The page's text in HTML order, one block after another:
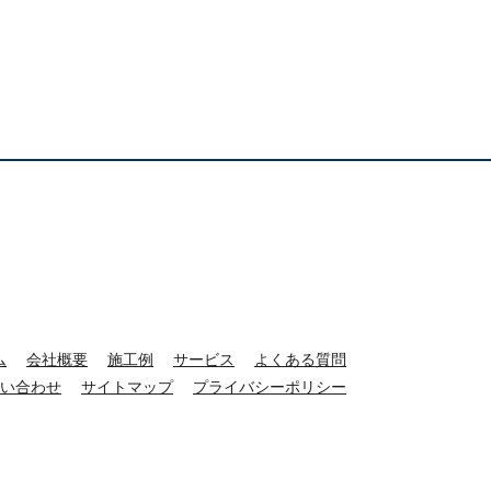
会社概要 施工例 サービス
よくある質問
合わせ サイトマップ プライバシーポリシー